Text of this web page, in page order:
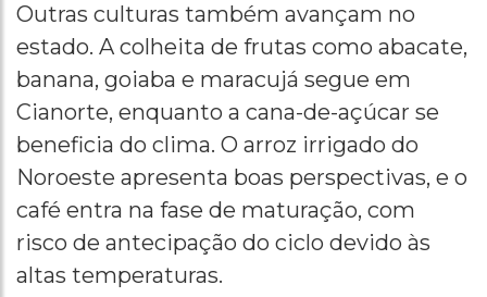
Outras culturas também avançam no
estado. A colheita de frutas como abacate,
banana, goiaba e maracujá segue em
Cianorte, enquanto a cana-de-açúcar se
beneficia do clima. O arroz irrigado do
Noroeste apresenta boas perspectivas, e o
café entra na fase de maturação, com
risco de antecipação do ciclo devido às
altas temperaturas.